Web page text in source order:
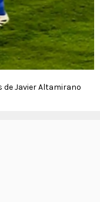
Javier Altamirano